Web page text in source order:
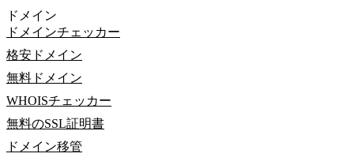
ドメイン
ドメインチェッカー
格安ドメイン
無料ドメイン
WHOISチェッカー
無料のSSL証明書
ドメイン移管